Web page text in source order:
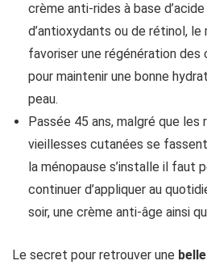
crème anti-rides à base
d’antioxydants ou de rétinol,
favoriser une régénération des
pour maintenir une bonne
peau.
Passée 45 ans, malgré que les
vieillesses cutanées se
la ménopause s’installe il faut
continuer d’appliquer au
soir, une crème anti-âge ainsi
Le secret pour retrouver une